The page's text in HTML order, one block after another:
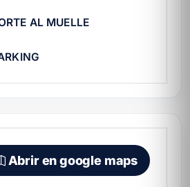
AL MUELLE
Abrir en google maps